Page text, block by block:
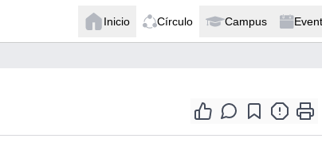
Inicio Círculo Campus